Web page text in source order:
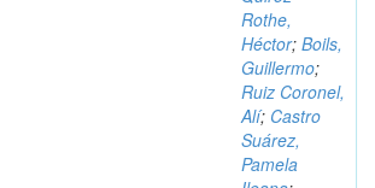
Rothe,
Héctor; Boils,
Guillermo;
Ruiz Coronel,
Alí; Castro
Suárez,
Pamela